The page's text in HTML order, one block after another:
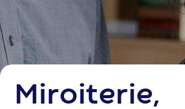
Miroiterie,